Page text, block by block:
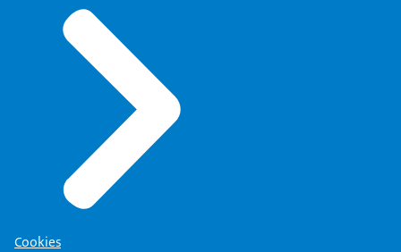
Cookies